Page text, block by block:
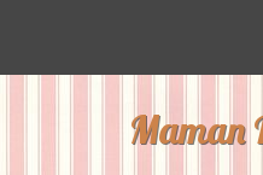
Maman